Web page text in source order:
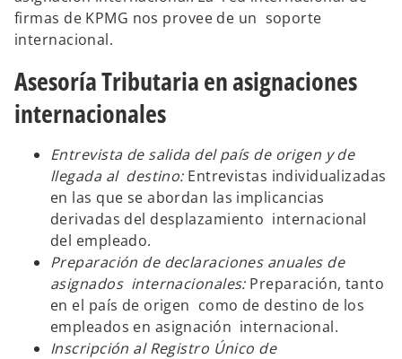
ñ
a
a
a
a
firmas de KPMG nos provee de un soporte
internacional.
Asesoría Tributaria en asignaciones
internacionales
Entrevista de salida del país de origen y de
llegada al destino:Entrevistas individualizadas
en las que se abordan las implicancias
derivadas del desplazamiento internacional
del empleado.
Preparación de declaraciones anuales de
asignados internacionales: Preparación, tanto
en el país de origen como de destino de los
empleados en asignación internacional.
Inscripción al Registro Único de